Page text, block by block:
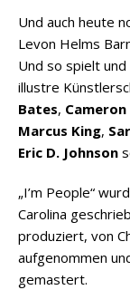
Und auch heute
Levon Helms
Und so spielt
illustre
Bates,
Marcus King,
Eric D. Johnson
„I’m People“
Carolina
produziert, von
aufgenommen
gemastert.